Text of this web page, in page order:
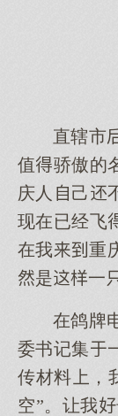
直辖
值骄傲的
庆人己
现在已经飞
在我重
是一
在鸽牌
委书记集
传材料，
空”。让我